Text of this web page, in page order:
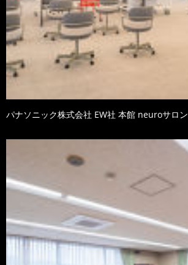
パナソニック株式会社 EW社 本館 neuroサロン